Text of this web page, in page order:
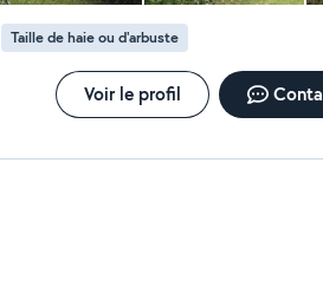
Taille de haie ou d'arbuste
Voir le profil